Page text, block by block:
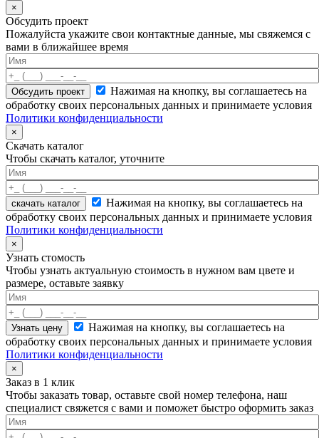
×
Обсудить проект
Пожалуйста укажите свои контактные данные, мы свяжемся с
вами в ближайшее время
Нажимая на кнопку, вы соглашаетесь на
обработку своих персональных данных и принимаете условия
Политики конфиденциальности
×
Скачать каталог
Чтобы скачать каталог, уточните
скачать каталог
Нажимая на кнопку, вы соглашаетесь на
обработку своих персональных данных и принимаете условия
Политики конфиденциальности
×
Узнать стомость
Чтобы узнать актуальную стоимость в нужном вам цвете и
размере, оставьте заявку
Нажимая на кнопку, вы соглашаетесь на
обработку своих персональных данных и принимаете условия
Политики конфиденциальности
×
Заказ в 1 клик
Чтобы заказать товар, оставьте свой номер телефона, наш
специалист свяжется с вами и поможет быстро оформить заказ